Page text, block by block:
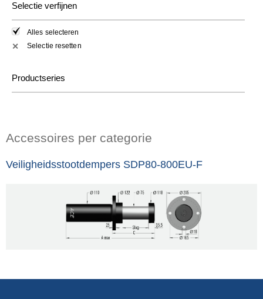
Selectie verfijnen
Alles selecteren
✕ Selectie resetten
Productseries
Accessoires per categorie
Veiligheidsstootdempers SDP80-800EU-F